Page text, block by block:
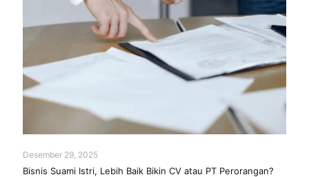
Desember 29, 2025
Bisnis Suami Istri, Lebih Baik Bikin CV atau PT Perorangan?